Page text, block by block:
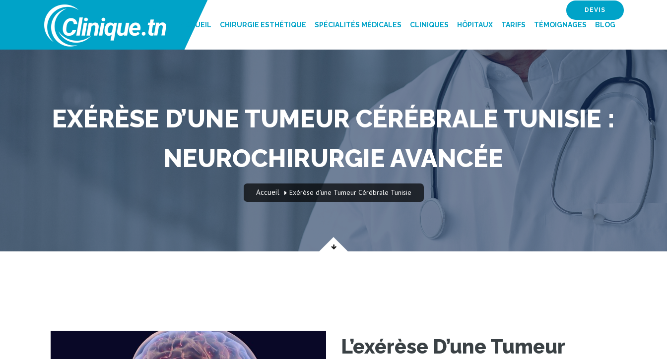
ACCUEIL CHIRURGIE ESTHÉTIQUE SPÉCIALITÉS MÉDICALES CLINIQUES HÔPITAUX TARIFS TÉMOIGNAGES BLOG
DEVIS
EXÉRÈSE D’UNE TUMEUR CÉRÉBRALE TUNISIE :
NEUROCHIRURGIE AVANCÉE
Accueil Exérèse d’une Tumeur Cérébrale Tunisie
L’exérèse D’une Tumeur